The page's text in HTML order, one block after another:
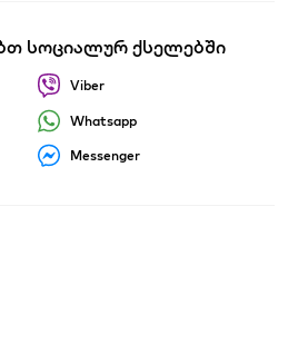
სოციალურ ქსელებში
Viber
Whatsapp
Messenger